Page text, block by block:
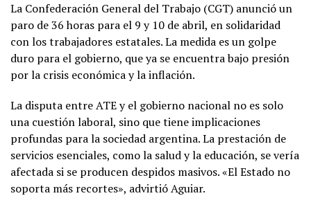
La Confederación General del Trabajo (CGT) anunció un
paro de 36 horas para el 9 y 10 de abril, en solidaridad
con los trabajadores estatales. La medida es un golpe
duro para el gobierno, que ya se encuentra bajo presión
por la crisis económica y la inflación.
La disputa entre ATE y el gobierno nacional no es solo
una cuestión laboral, sino que tiene implicaciones
profundas para la sociedad argentina. La prestación de
servicios esenciales, como la salud y la educación, se vería
afectada si se producen despidos masivos. «El Estado no
soporta más recortes», advirtió Aguiar.